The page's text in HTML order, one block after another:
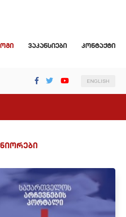
ვაკანსიები კონტაქტი
ENGLISH